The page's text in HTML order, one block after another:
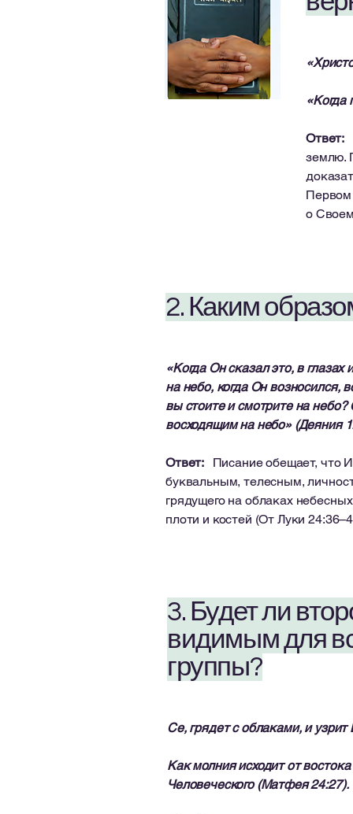
«Когда
Ответ:
землю.
Первом
о
2. Каким
«Когда Он сказал это, в
на небо, когда Он возносился,
вы стоите и смотрите на
восходящим на небо» (Деяния
Ответ:
Писание обещает, что
буквальным, телесным,
грядущего на облаках
плоти и костей (От Луки
3. Будет ли
видимым для
группы?
Се, грядет с облаками, и
Как молния исходит от
Человеческого (Матфея 24:27).